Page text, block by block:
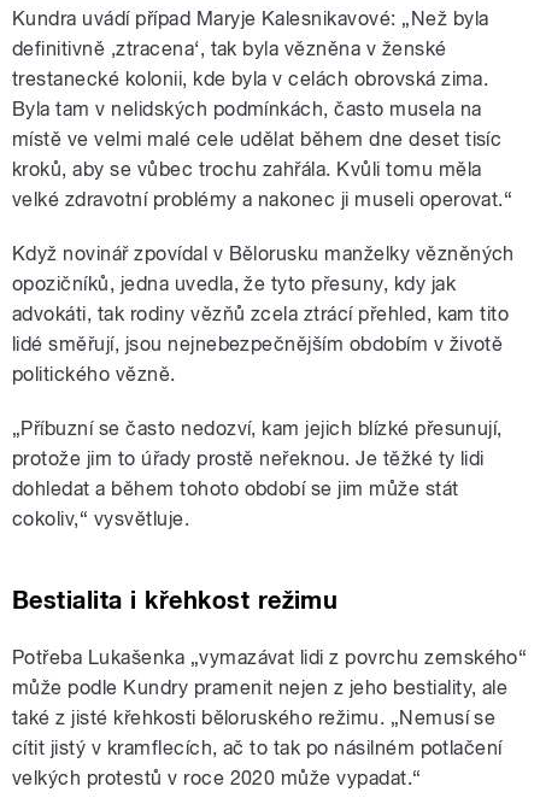
Kundra uvádí případ Maryje Kalesnikavové: „Než byla
definitivně ‚ztracena‘, tak byla vězněna v ženské
trestanecké kolonii, kde byla v celách obrovská zima.
Byla tam v nelidských podmínkách, často musela na
místě ve velmi malé cele udělat během dne deset tisíc
kroků, aby se vůbec trochu zahřála. Kvůli tomu měla
velké zdravotní problémy a nakonec ji museli operovat.“
Když novinář zpovídal v Bělorusku manželky vězněných
opozičníků, jedna uvedla, že tyto přesuny, kdy jak
advokáti, tak rodiny vězňů zcela ztrácí přehled, kam tito
lidé směřují, jsou nejnebezpečnějším obdobím v životě
politického vězně.
„Příbuzní se často nedozví, kam jejich blízké přesunují,
protože jim to úřady prostě neřeknou. Je těžké ty lidi
dohledat a během tohoto období se jim může stát
cokoliv,“ vysvětluje.
Bestialita i křehkost režimu
Potřeba Lukašenka „vymazávat lidi z povrchu zemského“
může podle Kundry pramenit nejen z jeho bestiality, ale
také z jisté křehkosti běloruského režimu. „Nemusí se
cítit jistý v kramflecích, ač to tak po násilném potlačení
velkých protestů v roce 2020 může vypadat.“